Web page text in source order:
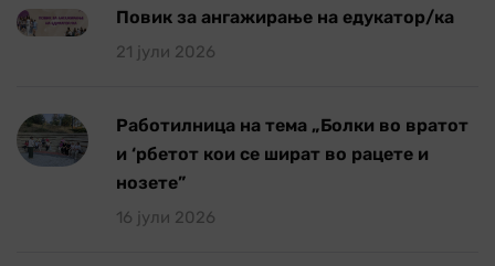
Повик за ангажирање на едукатор/ка
21 јули 2026
Работилница на тема „Болки во вратот
и ‘рбетот кои се шират во рацете и
нозете”
16 јули 2026